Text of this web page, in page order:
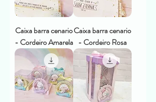
Caixa barra cenario
- Cordeiro Amarela
Caixa barra cenario
- Cordeiro Rosa